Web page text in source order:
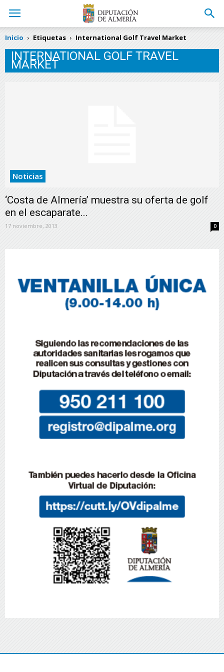
Inicio Etiquetas International Golf Travel Market
INTERNATIONAL GOLF TRAVEL
MARKET
Noticias
‘Costa de Almería’ muestra su oferta de golf
en el escaparate...
17 noviembre, 2013 0